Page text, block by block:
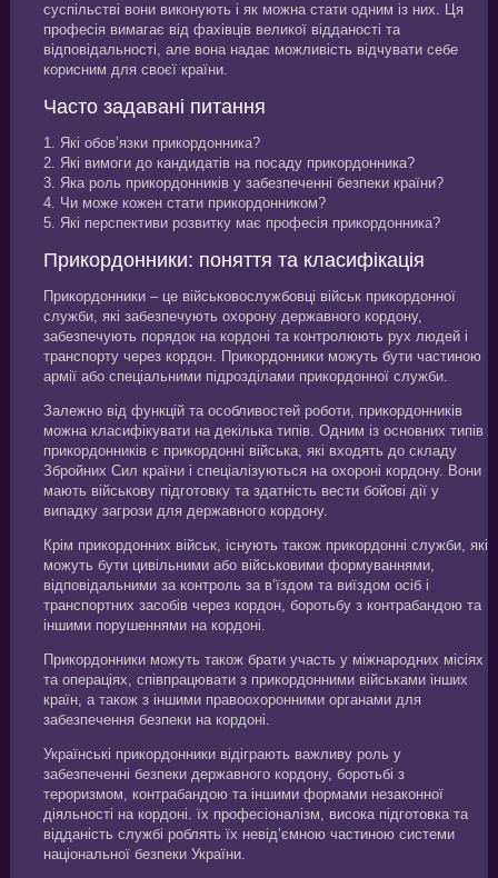
суспільстві вони виконують і як можна стати одним із них. Ця
професія вимагає від фахівців великої відданості та
відповідальності, але вона надає можливість відчувати себе
корисним для своєї країни.
Часто задавані питання
1. Які обов’язки прикордонника?
2. Які вимоги до кандидатів на посаду прикордонника?
3. Яка роль прикордонників у забезпеченні безпеки країни?
4. Чи може кожен стати прикордонником?
5. Які перспективи розвитку має професія прикордонника?
Прикордонники: поняття та класифікація
Прикордонники – це військовослужбовці військ прикордонної
служби, які забезпечують охорону державного кордону,
забезпечують порядок на кордоні та контролюють рух людей і
транспорту через кордон. Прикордонники можуть бути частиною
армії або спеціальними підрозділами прикордонної служби.
Залежно від функцій та особливостей роботи, прикордонників
можна класифікувати на декілька типів. Одним із основних типів
прикордонників є прикордонні війська, які входять до складу
Збройних Сил країни і спеціалізуються на охороні кордону. Вони
мають військову підготовку та здатність вести бойові дії у
випадку загрози для державного кордону.
Крім прикордонних військ, існують також прикордонні служби, які
можуть бути цивільними або військовими формуваннями,
відповідальними за контроль за в’їздом та виїздом осіб і
транспортних засобів через кордон, боротьбу з контрабандою та
іншими порушеннями на кордоні.
Прикордонники можуть також брати участь у міжнародних місіях
та операціях, співпрацювати з прикордонними військами інших
країн, а також з іншими правоохоронними органами для
забезпечення безпеки на кордоні.
Українські прикордонники відіграють важливу роль у
забезпеченні безпеки державного кордону, боротьбі з
тероризмом, контрабандою та іншими формами незаконної
діяльності на кордоні. їх професіоналізм, висока підготовка та
відданість службі роблять їх невід’ємною частиною системи
національної безпеки України.